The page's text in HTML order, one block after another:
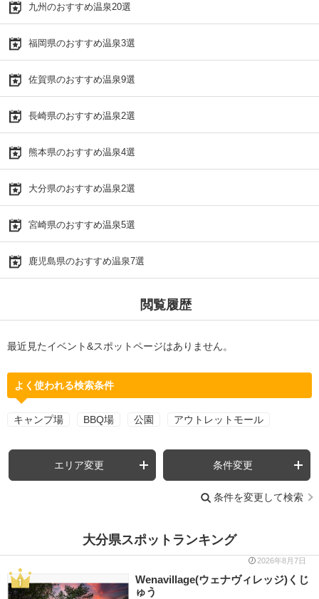
九州のおすすめ温泉20選
福岡県のおすすめ温泉3選
佐賀県のおすすめ温泉9選
長崎県のおすすめ温泉2選
熊本県のおすすめ温泉4選
大分県のおすすめ温泉2選
宮崎県のおすすめ温泉5選
鹿児島県のおすすめ温泉7選
閲覧履歴
最近見たイベント&スポットページはありません。
よく使われる検索条件
キャンプ場 BBQ場 公園 アウトレットモール
エリア変更 条件変更
条件を変更して検索
大分県スポットランキング
2026年8月7日
Wenavillage(ウェナヴィレッジ)くじ
ゅう